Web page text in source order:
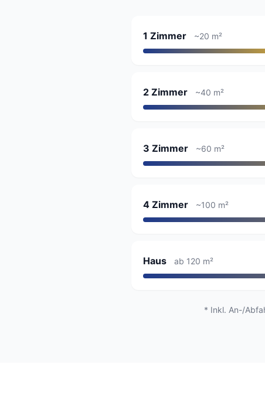
1 Zimmer ~20 m²
2 Zimmer ~40 m²
3 Zimmer ~60 m²
4 Zimmer ~100 m²
Haus ab 120 m²
* Inkl. An-/